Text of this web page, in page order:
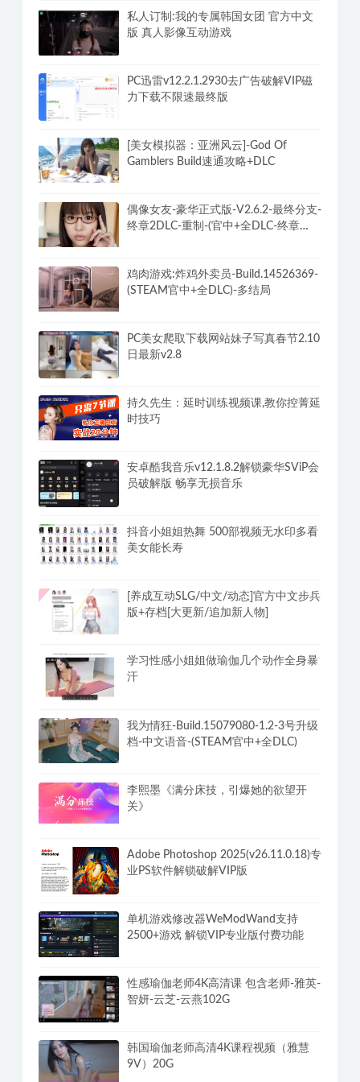
私人订制:我的专属韩国女团 官方中文
版 真人影像互动游戏
PC迅雷v12.2.1.2930去广告破解VIP磁
力下载不限速最终版
[美女模拟器：亚洲风云]-God Of
Gamblers Build速通攻略+DLC
偶像女友-豪华正式版-V2.6.2-最终分支-
终章2DLC-重制-(官中+全DLC-终章
鸡肉游戏:炸鸡外卖员-Build.14526369-
(STEAM官中+全DLC)-多结局
PC美女爬取下载网站妹子写真春节2.10
日最新v2.8
持久先生：延时训练视频课,教你控菁延
时技巧
安卓酷我音乐v12.1.8.2解锁豪华SViP会
员破解版 畅享无损音乐
抖音小姐姐热舞 500部视频无水印多看
美女能长寿
[养成互动SLG/中文/动态]官方中文步兵
版+存档[大更新/追加新人物]
学习性感小姐姐做瑜伽几个动作全身暴
汗
我为情狂-Build.15079080-1.2-3号升级
档-中文语音-(STEAM官中+全DLC)
李熙墨《满分床技，引爆她的欲望开
关》
Adobe Photoshop 2025(v26.11.0.18)专
业PS软件解锁破解VIP版
单机游戏修改器WeModWand支持
2500+游戏 解锁VIP专业版付费功能
性感瑜伽老师4K高清课 包含老师-雅英-
智妍-云芝-云燕102G
韩国瑜伽老师高清4K课程视频（雅慧
9V）20G